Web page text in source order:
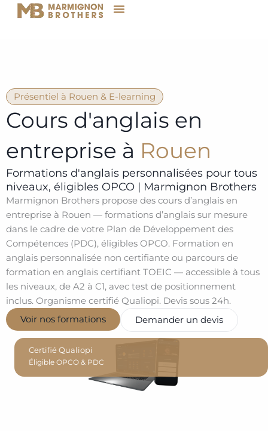
Présentiel à Rouen & E-learning
Cours d'anglais en
entreprise à Rouen
Formations d'anglais personnalisées pour tous
niveaux, éligibles OPCO | Marmignon Brothers
Marmignon Brothers propose des cours d’anglais en
entreprise à Rouen — formations d’anglais sur mesure
dans le cadre de votre Plan de Développement des
Compétences (PDC), éligibles OPCO. Formation en
anglais personnalisée non certifiante ou parcours de
formation en anglais certifiant TOEIC — accessible à tous
les niveaux, de A2 à C1, avec test de positionnement
inclus. Organisme certifié Qualiopi. Devis sous 24h.
Voir nos formations
Demander un devis
Certifié Qualiopi
Éligible OPCO & PDC